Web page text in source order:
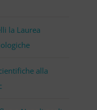
la Laurea
alla